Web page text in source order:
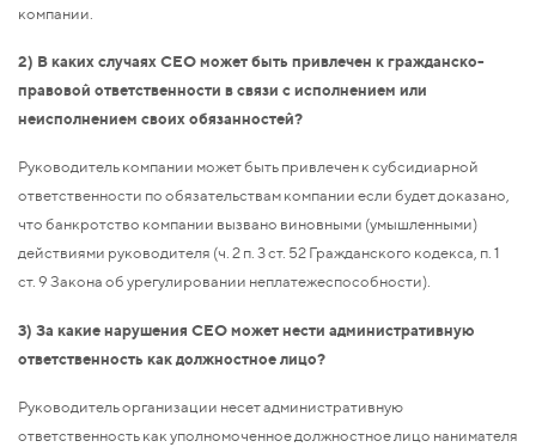
компании.
2) В каких случаях CEO может быть привлечен к гражданско-
правовой ответственности в связи с исполнением или
неисполнением своих обязанностей?
Руководитель компании может быть привлечен к субсидиарной
ответственности по обязательствам компании если будет доказано,
что банкротство компании вызвано виновными (умышленными)
действиями руководителя (ч. 2 п. 3 ст. 52 Гражданского кодекса, п. 1
ст. 9 Закона об урегулировании неплатежеспособности).
3) За какие нарушения CEO может нести административную
ответственность как должностное лицо?
Руководитель организации несет административную
ответственность как уполномоченное должностное лицо нанимателя